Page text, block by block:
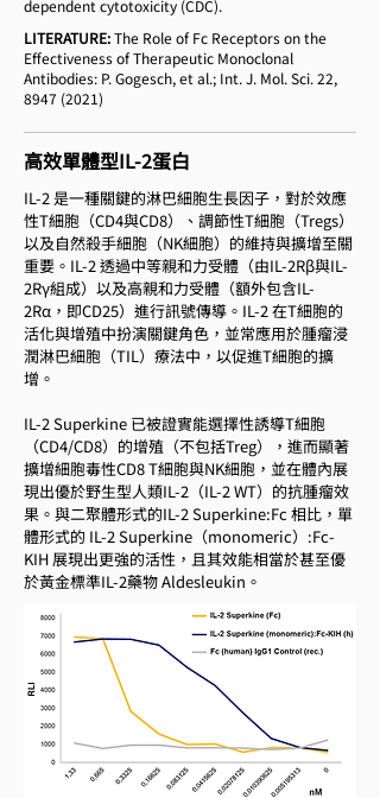
dependent cytotoxicity (CDC).
LITERATURE:The Role of Fc Receptors on the
Effectiveness of Therapeutic Monoclonal
Antibodies: P. Gogesch, et al.; Int. J. Mol. Sci. 22,
8947 (2021)
高效單體型IL-2蛋白
IL-2 是一種關鍵的淋巴細胞生長因子，對於效應
性T細胞（CD4與CD8）、調節性T細胞（Tregs）
以及自然殺手細胞（NK細胞）的維持與擴增至關
重要。IL-2 透過中等親和力受體（由IL-2Rβ與IL-
2Rγ組成）以及高親和力受體（額外包含IL-
2Rα，即CD25）進行訊號傳導。IL-2 在T細胞的
活化與增殖中扮演關鍵角色，並常應用於腫瘤浸
潤淋巴細胞（TIL）療法中，以促進T細胞的擴
增。
IL-2 Superkine 已被證實能選擇性誘導T細胞
（CD4/CD8）的增殖（不包括Treg），進而顯著
擴增細胞毒性CD8 T細胞與NK細胞，並在體內展
現出優於野生型人類IL-2（IL-2 WT）的抗腫瘤效
果。與二聚體形式的IL-2 Superkine:Fc 相比，單
體形式的 IL-2 Superkine（monomeric）:Fc-
KIH 展現出更強的活性，且其效能相當於甚至優
於黃金標準IL-2藥物 Aldesleukin。